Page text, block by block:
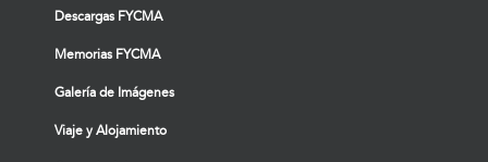
Descargas FYCMA
Memorias FYCMA
Galería de Imágenes
Viaje y Alojamiento